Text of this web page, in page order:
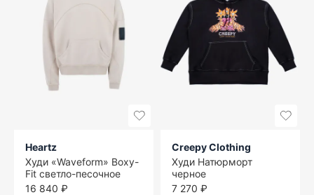
Heartz
Худи «Waveform» Boxy-
Fit светло-песочное
16 840 ₽
Creepy Clothing
Худи Натюрморт
черное
7 270 ₽